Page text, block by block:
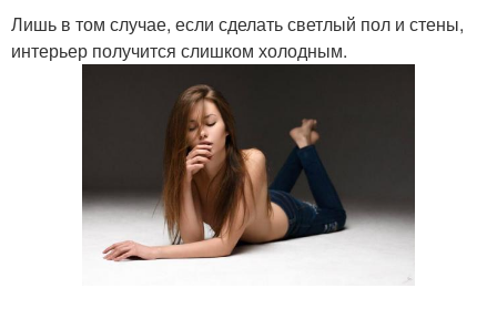
Лишь в том случае, если сделать светлый пол и стены,
интерьер получится слишком холодным.